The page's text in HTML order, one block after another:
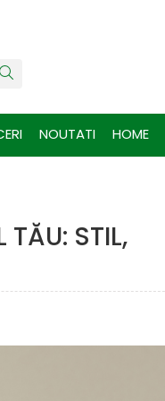
NOUTATI HOME
TĂU: STIL,